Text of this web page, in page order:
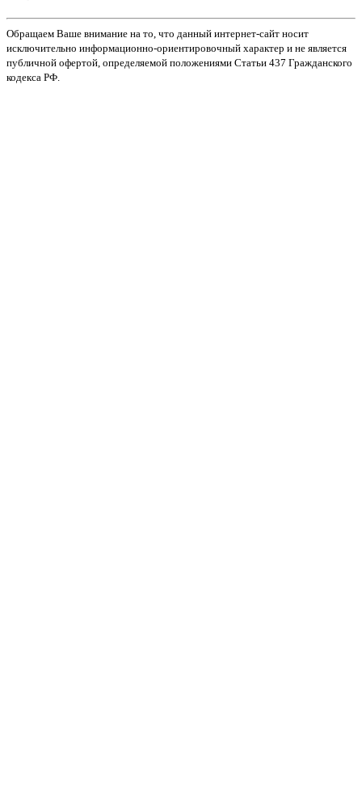
Обращаем Ваше внимание на то, что данный интернет-сайт носит
исключительно информационно-ориентировочный характер и не является
публичной офертой, определяемой положениями Статьи 437 Гражданского
кодекса РФ.